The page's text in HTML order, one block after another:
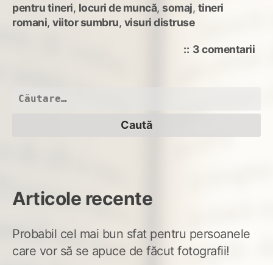
pentru tineri, locuri de muncă, somaj, tineri
romani, viitor sumbru, visuri distruse
3 comentariila
Caută
Articole recente
Probabil cel mai bun sfat pentru persoanele
care vor să se apuce de făcut fotografii!